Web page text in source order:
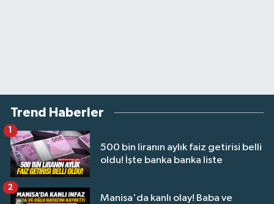
Trend Haberler
500 bin liranın aylık faiz getirisi belli
oldu! İşte banka banka liste
1
Manisa'da kanlı olay! Baba ve
2